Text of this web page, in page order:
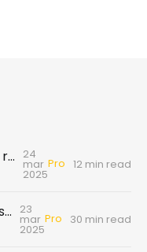
FLTR #119: Gospodarka i rynek nieruchomości w Q1 2025 - ocena i krótkoterminowa prognoza 24
mar
2025
Pro 12 min read
W górę, czy w dół: Status gospodarki i rynku nieruchomości w Q1 2025 23
mar
2025
Pro 30 min read